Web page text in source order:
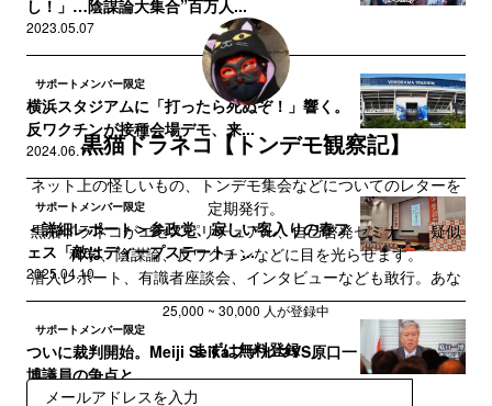
し！」…陰謀論大集合”百万人...
2023.05.07
サポートメンバー限定
横浜スタジアムに「打ったら死ぬぞ！」響く。
反ワクチンが接種会場デモ、来...
2024.06.17
サポートメンバー限定
＜詳細レポート＞参政党、寂しい客入りの春フ
ェス「敵はディープステート」...
2025.04.10
サポートメンバー限定
ついに裁判開始。Meiji SeikaファルマVS原口一
博議員の争点と...
2025.03.05
黒猫ドラネコ【トンデモ観察記】
ネット上の怪しいもの、トンデモ集会などについてのレターを
定期発行。
黒猫ドラネコがエセスピリチュアル、自己啓発セミナー、疑似
科学、陰謀論、反ワクチンなどに目を光らせます。
潜入レポート、有識者座談会、インタビューなども敢行。あな
たが違和感を持った案件も観察しに行くかも？
25,000 ~ 30,000 人が登録中
まずは無料登録